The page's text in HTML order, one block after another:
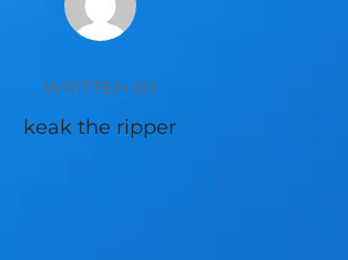
WRITTEN BY
keak the ripper